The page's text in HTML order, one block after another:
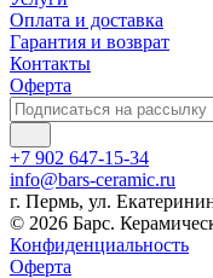
Оплата и доставка
Гарантия и возврат
Контакты
Оферта
+7 902 647-15-34
info@bars-ceramic.ru
г. Пермь, ул.
© 2026 Барс.
Конфиденциальность
Оферта